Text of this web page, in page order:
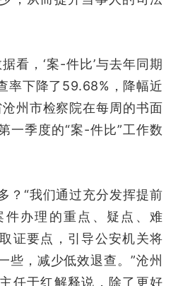
看，‘案-件比’与去年同期
率下降了59.68%，降幅近
州市检察院在每周的书面
一季度的“案-件比”工作数
？“我们通过充分发挥提前
办理的重点、疑点、难
证要点，引导公安机关将
些，减少低效退查。”沧州
任于红解释说，除了更好